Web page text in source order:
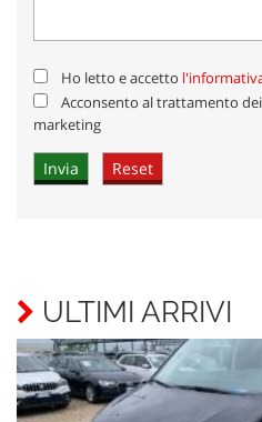
Ho letto e accetto
Acconsento al trattamento
marketing
ULTIMI ARRIVI